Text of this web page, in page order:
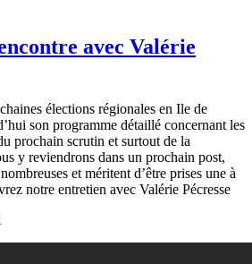
avec Valérie
élections régionales en Ile de
son programme détaillé concernant les
prochain scrutin et surtout de la
y reviendrons dans un prochain post,
et méritent d’être prises une à
notre entretien avec Valérie Pécresse